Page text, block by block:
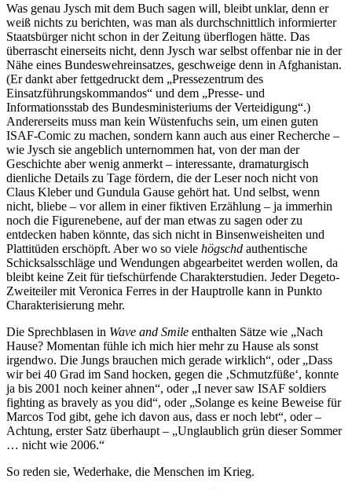
Was genau Jysch mit dem Buch sagen will, bleibt unklar, denn er
weiß nichts zu berichten, was man als durchschnittlich informierter
Staatsbürger nicht schon in der Zeitung überflogen hätte. Das
überrascht einerseits nicht, denn Jysch war selbst offenbar nie in der
Nähe eines Bundeswehreinsatzes, geschweige denn in Afghanistan.
(Er dankt aber fettgedruckt dem „Pressezentrum des
Einsatzführungskommandos“ und dem „Presse- und
Informationsstab des Bundesministeriums der Verteidigung“.)
Andererseits muss man kein Wüstenfuchs sein, um einen guten
ISAF-Comic zu machen, sondern kann auch aus einer Recherche –
wie Jysch sie angeblich unternommen hat, von der man der
Geschichte aber wenig anmerkt – interessante, dramaturgisch
dienliche Details zu Tage fördern, die der Leser noch nicht von
Claus Kleber und Gundula Gause gehört hat. Und selbst, wenn
nicht, bliebe – vor allem in einer fiktiven Erzählung – ja immerhin
noch die Figurenebene, auf der man etwas zu sagen oder zu
entdecken haben könnte, das sich nicht in Binsenweisheiten und
Plattitüden erschöpft. Aber wo so viele högschd authentische
Schicksalsschläge und Wendungen abgearbeitet werden wollen, da
bleibt keine Zeit für tiefschürfende Charakterstudien. Jeder Degeto-
Zweiteiler mit Veronica Ferres in der Hauptrolle kann in Punkto
Charakterisierung mehr.
Die Sprechblasen in Wave and Smile enthalten Sätze wie „Nach
Hause? Momentan fühle ich mich hier mehr zu Hause als sonst
irgendwo. Die Jungs brauchen mich gerade wirklich“, oder „Dass
wir bei 40 Grad im Sand hocken, gegen die ‚Schmutzfüße‘, konnte
ja bis 2001 noch keiner ahnen“, oder „I never saw ISAF soldiers
fighting as bravely as you did“, oder „Solange es keine Beweise für
Marcos Tod gibt, gehe ich davon aus, dass er noch lebt“, oder –
Achtung, erster Satz überhaupt – „Unglaublich grün dieser Sommer
… nicht wie 2006.“
So reden sie, Wederhake, die Menschen im Krieg.